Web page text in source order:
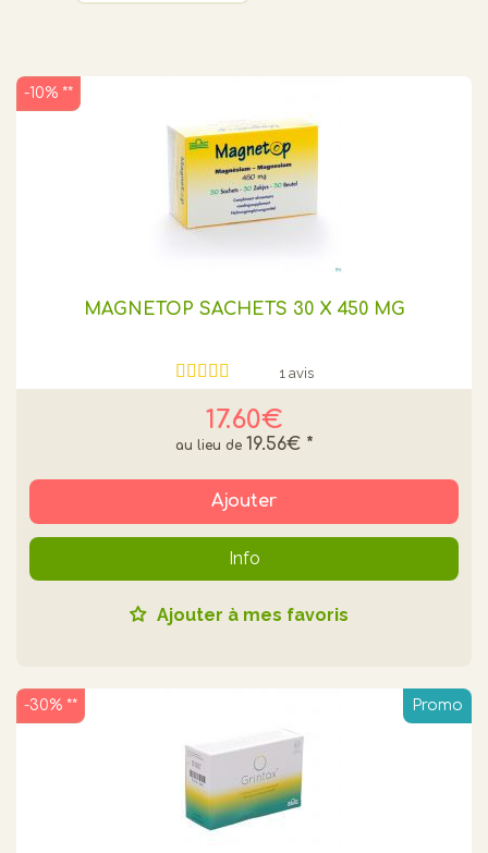
MAGNETOP SACHETS 30 X 450 MG
1 avis
17.60€
19.56€ *
-10% **
Ajouter
Info
Ajouter à mes favoris
Promo
-30% **